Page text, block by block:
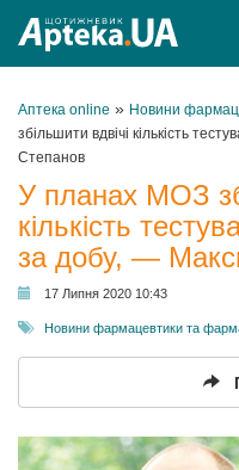
Аптека online » Новини
збільшити вдвічі кількість
Степанов
У планах МОЗ
кількість
за добу, —
17 Липня 2020 10:43
Новини фармацевтики та